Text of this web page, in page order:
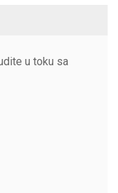
u toku sa